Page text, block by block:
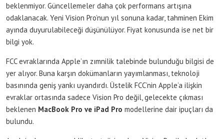
beklenmiyor. Güncellemeler daha çok performans artışına
odaklanacak. Yeni Vision Pro’nun yıl sonuna kadar, tahminen Ekim
ayında duyurulabileceği düşünülüyor. Fiyat konusunda ise net bir
bilgi yok.
FCC evraklarında Apple’ın zımnilik talebinde bulunduğu bilgisi de
yer alıyor. Buna karşın dokümanların yayımlanması, teknoloji
basınında geniş yankı uyandırdı. Üstelik FCC’nin Apple’a ilişkin
evraklar ortasında sadece Vision Pro değil, gelecekte çıkması
beklenen MacBook Pro ve iPad Pro modellerine dair ipuçları da
bulundu.